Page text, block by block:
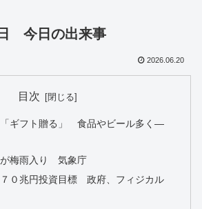
今日の出来事
2026.06.20
目次
「ギフト贈る」 食品やビール多く―
が梅雨入り 気象庁
０兆円投資目標 政府、フィジカル